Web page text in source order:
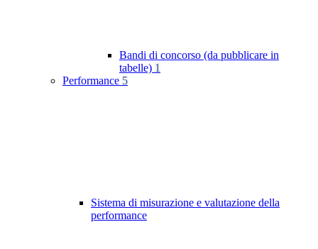
Bandi di concorso (da pubblicare in
tabelle) 1
Performance 5
Sistema di misurazione e valutazione della
performance